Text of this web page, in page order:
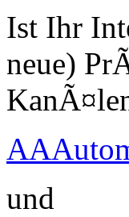
Ist Ihr
neue)
und